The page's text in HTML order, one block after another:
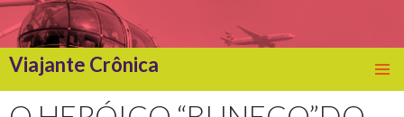
Viajante Crônica
TO